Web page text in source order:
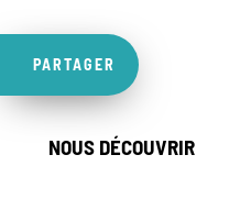
PARTAGER
NOUS DÉCOUVRIR